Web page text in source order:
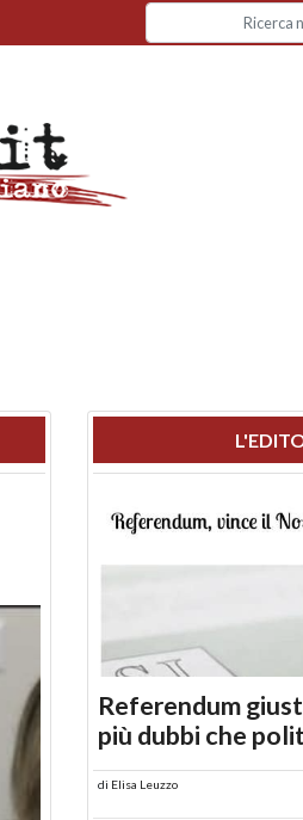
Referendum
più dubbi che
di Elisa Leuzzo